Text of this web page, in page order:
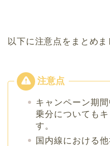
以下に注意点をまとめま
キャンペーン期
乗分についても
す。
国内線における